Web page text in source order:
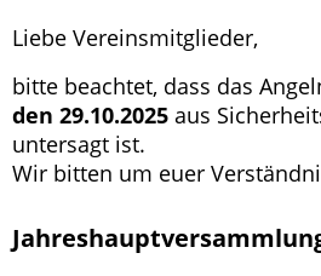
Liebe Vereinsmitglieder,
bitte beachtet, dass das
den 29.10.2025 aus
untersagt ist.
Wir bitten um euer